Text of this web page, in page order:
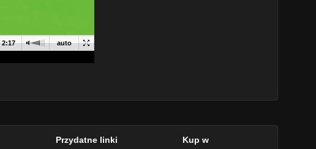
Przydatne linki Kup w